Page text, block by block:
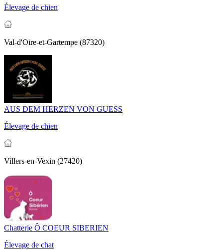
Élevage de chien
Val-d'Oire-et-Gartempe (87320)
AUS DEM HERZEN VON GUESS
Élevage de chien
Villers-en-Vexin (27420)
Chatterie Ô COEUR SIBERIEN
Élevage de chat